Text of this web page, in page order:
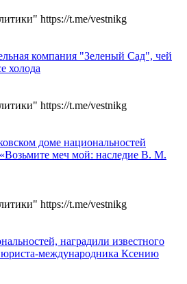
https://t.me/vestnikg
компания "Зеленый Сад", чей
холода
https://t.me/vestnikg
доме национальностей
«Возьмите меч мой: наследие В. М.
https://t.me/vestnikg
наградили известного
юриста-международника Ксению